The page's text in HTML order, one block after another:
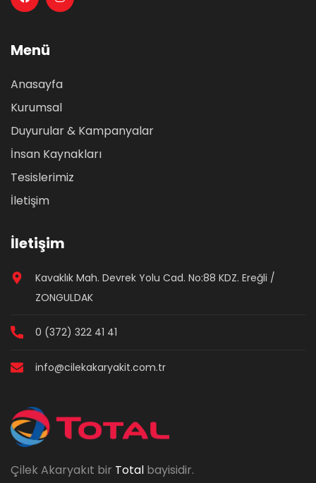
Menü
Anasayfa
Kurumsal
Duyurular & Kampanyalar
İnsan Kaynakları
Tesislerimiz
İletişim
İletişim
Kavaklık Mah. Devrek Yolu Cad. No:88 KDZ. Ereğli /
ZONGULDAK
0 (372) 322 41 41
info@cilekakaryakit.com.tr
Çilek Akaryakıt bir Total bayisidir.